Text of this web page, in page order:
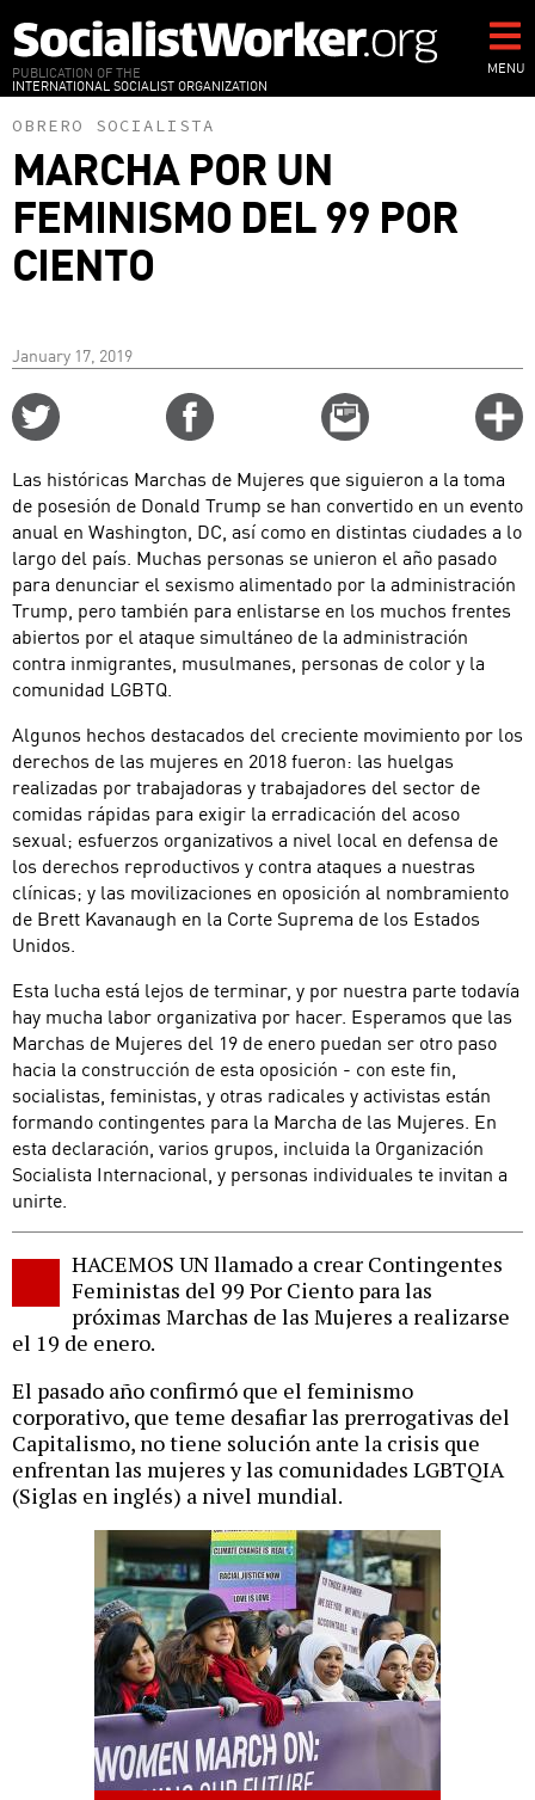
to
main
content
PUBLICATION OF THE
INTERNATIONAL SOCIALIST ORGANIZATION
MENU
OBRERO SOCIALISTA
MARCHA POR UN
FEMINISMO DEL 99 POR
CIENTO
January 17, 2019
Email
this
Las históricas Marchas de Mujeres que siguieron a la toma
de posesión de Donald Trump se han convertido en un evento
anual en Washington, DC, así como en distintas ciudades a lo
largo del país. Muchas personas se unieron el año pasado
para denunciar el sexismo alimentado por la administración
Trump, pero también para enlistarse en los muchos frentes
abiertos por el ataque simultáneo de la administración
contra inmigrantes, musulmanes, personas de color y la
comunidad LGBTQ.
Algunos hechos destacados del creciente movimiento por los
derechos de las mujeres en 2018 fueron: las huelgas
realizadas por trabajadoras y trabajadores del sector de
comidas rápidas para exigir la erradicación del acoso
sexual; esfuerzos organizativos a nivel local en defensa de
los derechos reproductivos y contra ataques a nuestras
clínicas; y las movilizaciones en oposición al nombramiento
de Brett Kavanaugh en la Corte Suprema de los Estados
Unidos.
Esta lucha está lejos de terminar, y por nuestra parte todavía
hay mucha labor organizativa por hacer. Esperamos que las
Marchas de Mujeres del 19 de enero puedan ser otro paso
hacia la construcción de esta oposición - con este fin,
socialistas, feministas, y otras radicales y activistas están
formando contingentes para la Marcha de las Mujeres. En
esta declaración, varios grupos, incluida la Organización
Socialista Internacional, y personas individuales te invitan a
unirte.
HACEMOS UN llamado a crear Contingentes
Feministas del 99 Por Ciento para las
próximas Marchas de las Mujeres a realizarse
el 19 de enero.
El pasado año confirmó que el feminismo
corporativo, que teme desafiar las prerrogativas del
Capitalismo, no tiene solución ante la crisis que
enfrentan las mujeres y las comunidades LGBTQIA
(Siglas en inglés) a nivel mundial.